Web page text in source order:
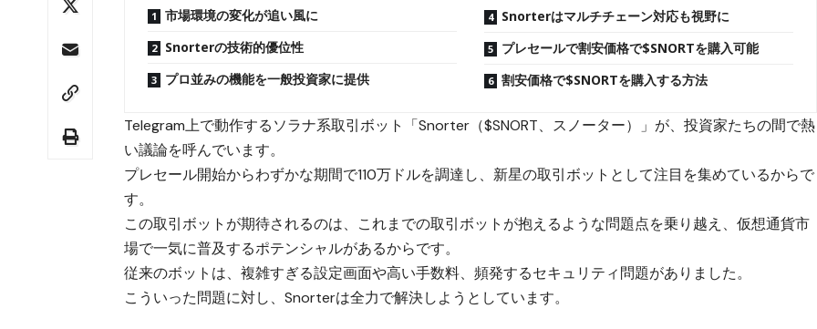
市場環境の変化が追い風に
Snorterの技術的優位性
プロ並みの機能を一般投資家に提供
Snorterはマルチチェーン対応も視野に
プレセールで割安価格で$SNORTを購入可能
割安価格で$SNORTを購入する方法
Telegram上で動作するソラナ系取引ボット「Snorter（$SNORT、スノーター）」が、投資家たちの間で熱
い議論を呼んでいます。
プレセール開始からわずかな期間で110万ドルを調達し、新星の取引ボットとして注目を集めているからで
す。
この取引ボットが期待されるのは、これまでの取引ボットが抱えるような問題点を乗り越え、仮想通貨市
場で一気に普及するポテンシャルがあるからです。
従来のボットは、複雑すぎる設定画面や高い手数料、頻発するセキュリティ問題がありました。
こういった問題に対し、Snorterは全力で解決しようとしています。